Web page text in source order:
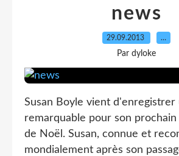
news
29.09.2013 …
Par dyloke
Susan Boyle vient d'enregistrer
remarquable pour son prochain
de Noël. Susan, connue et
mondialement après son